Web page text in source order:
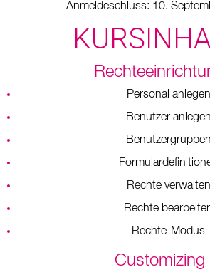
Anmeldeschluss: 10.
Personal anlegen
Benutzer anlegen
Benutzergruppen
Rechte verwalten
Rechte
Rechte-Modus
Customizing